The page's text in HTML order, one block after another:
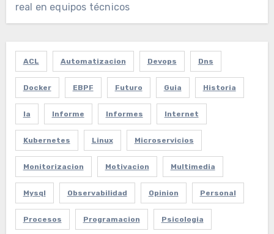
real en equipos técnicos
ACL Automatizacion Devops Dns
Docker EBPF Futuro Guia Historia
Ia Informe Informes Internet
Kubernetes Linux Microservicios
Monitorizacion Motivacion Multimedia
Mysql Observabilidad Opinion Personal
Procesos Programacion Psicologia